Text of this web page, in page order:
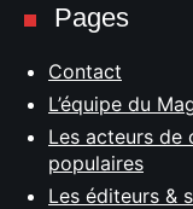
Pages
Contact
L’équipe du
Les acteurs de
populaires
Les éditeurs &